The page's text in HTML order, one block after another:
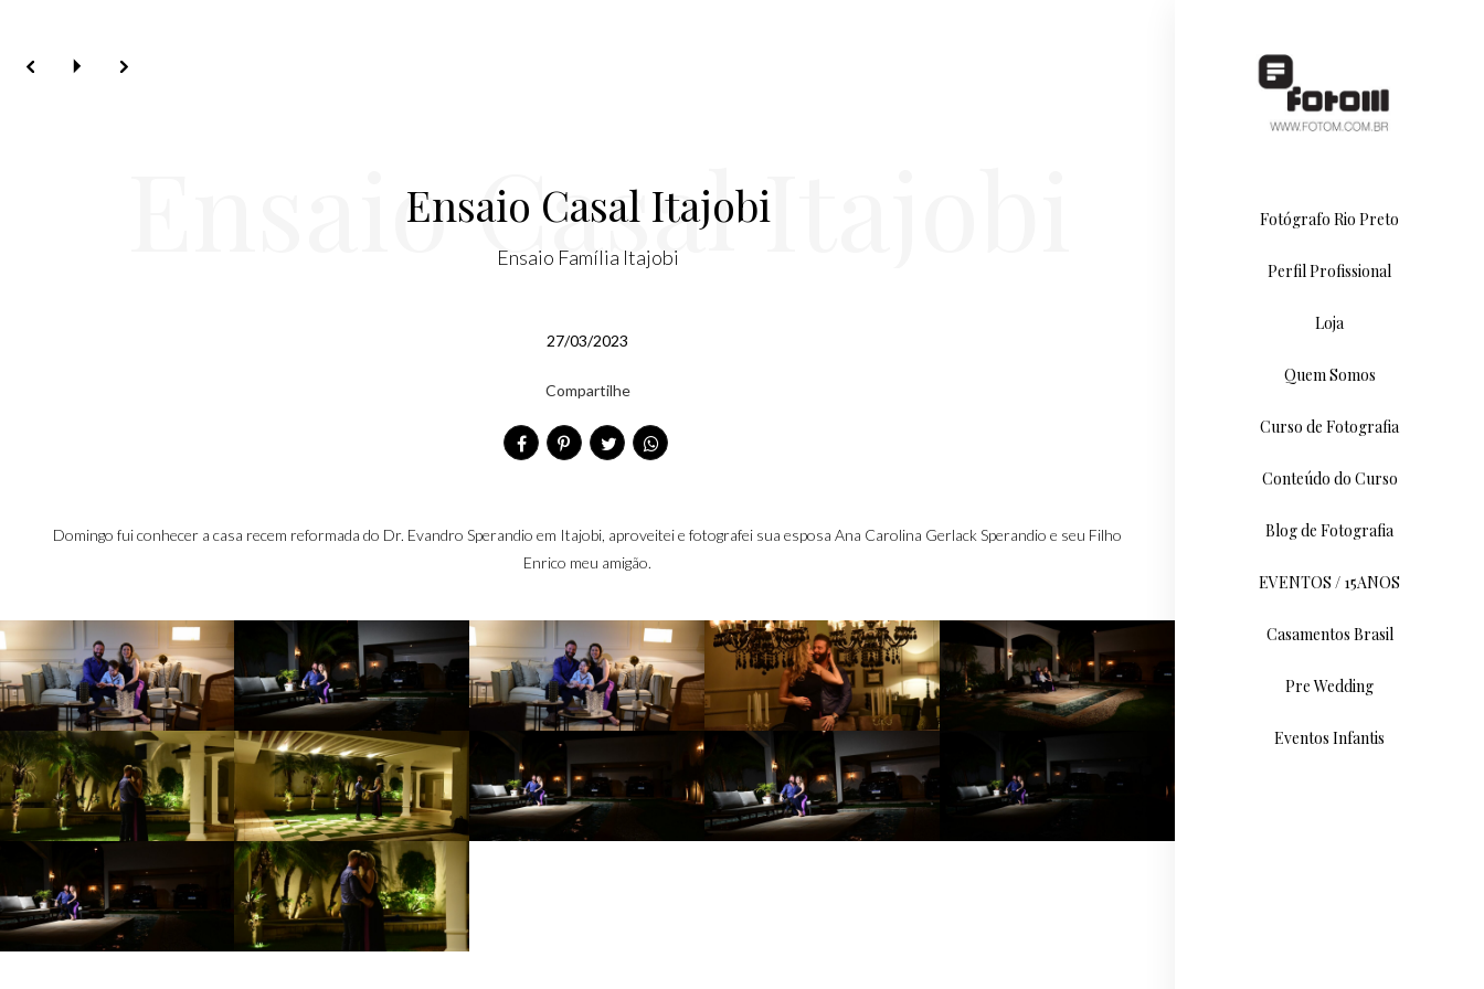
Fotógrafo Rio Preto
Perfil Profissional
Loja
Quem Somos
Curso de Fotografia
Conteúdo do Curso
Blog de Fotografia
EVENTOS / 15ANOS
Casamentos Brasil
Pre Wedding
Eventos Infantis
Ensaio Casal Itajobi
Ensaio Casal Itajobi
Ensaio Família Itajobi
27/03/2023
Compartilhe
Domingo fui conhecer a casa recem reformada do Dr. Evandro Sperandio em Itajobi, aproveitei e fotografei sua esposa Ana Carolina Gerlack Sperandio e seu Filho
Enrico meu amigão.